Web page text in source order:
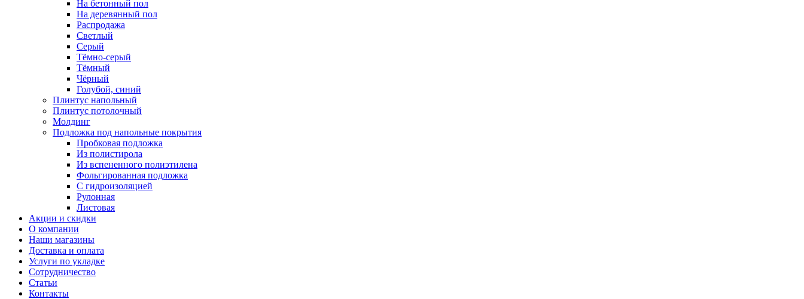
На бетонный пол
На деревянный пол
Распродажа
Светлый
Серый
Тёмно-серый
Тёмный
Чёрный
Голубой, синий
Плинтус напольный
Плинтус потолочный
Молдинг
Подложка под напольные покрытия
Пробковая подложка
Из полистирола
Из вспененного полиэтилена
Фольгированная подложка
С гидроизоляцией
Рулонная
Листовая
Акции и скидки
О компании
Наши магазины
Доставка и оплата
Услуги по укладке
Сотрудничество
Статьи
Контакты